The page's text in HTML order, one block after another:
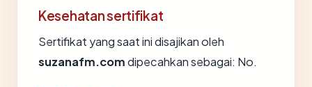
Kesehatan sertifikat
Sertifikat yang saat ini disajikan oleh
suzanafm.comdipecahkan sebagai: No.